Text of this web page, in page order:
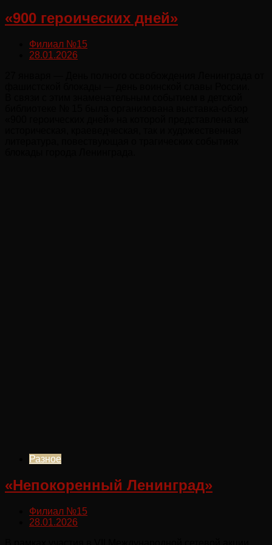
«900 героических дней»
Филиал №15
28.01.2026
Разное
«Непокоренный Ленинград»
Филиал №15
28.01.2026